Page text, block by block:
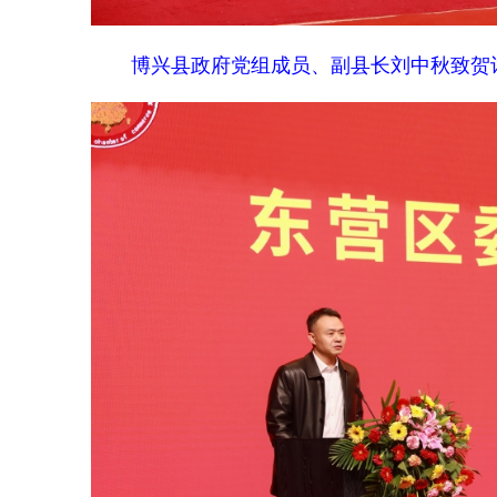
博兴县政府党组成员、副县长刘中秋致贺